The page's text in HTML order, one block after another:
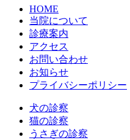
HOME
当院について
診療案内
アクセス
お問い合わせ
お知らせ
プライバシーポリシー
犬の診察
猫の診察
うさぎの診察